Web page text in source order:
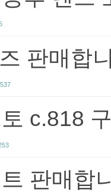
판매합
537
c.818
판매합